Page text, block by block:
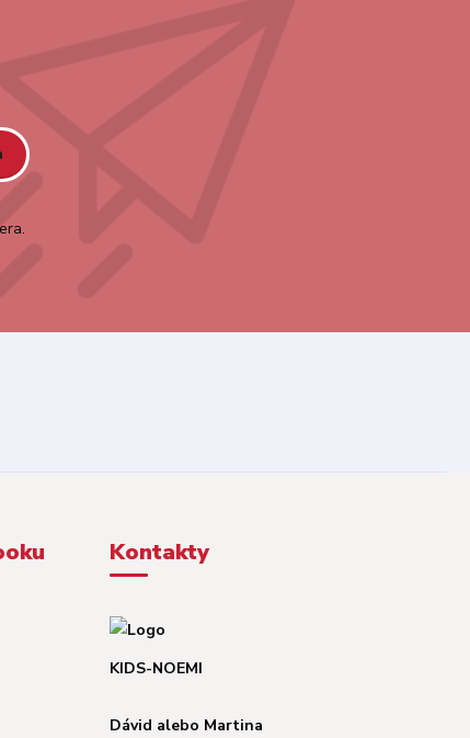
Kontakty
KIDS-NOEMI
Dávid alebo Martina